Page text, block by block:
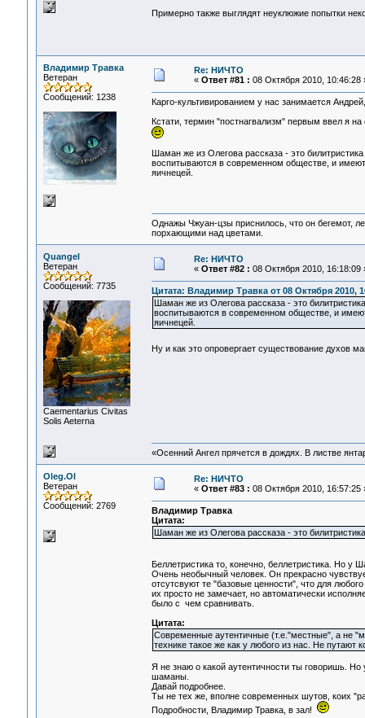
Примерно также выглядят неуклюжие попытки
Владимир Травка
Ветеран
Сообщений: 1238
Re: НИЧТО
« Ответ #81 : 08 Октября 2010, 10:46:28
Карго-культивированием у нас занимается
Кстати, термин "постнагвализм" первым ввел я
Шаман же из Олегова рассказа - это
воспитываются в современном обществе, и имеют
яичнецей.
Однажы Чжуан-цзы приснилось, что он бегемот,
порхающими над цветами.
Quangel
Ветеран
Сообщений: 7735
Сaementarius Civitas
Solis Aeterna
Re: НИЧТО
« Ответ #82 : 08 Октября 2010, 16:18:09
Цитата: Владимир Травка от 08 Октября 2010,
Шаман же из Олегова рассказа - это
воспитываются в современном обществе, и
яичнецей.
Ну и как это опровергает существование духов
«Осенний Ангел прячется в дождях. В листве
Oleg.Ol
Ветеран
Сообщений: 2769
Re: НИЧТО
« Ответ #83 : 08 Октября 2010, 16:57:25
Владимир Травка
Цитата:
Шаман же из Олегова рассказа - это
Беллетристика то, конечно, беллетристика. Но у
Очень необычный человек. Он прекрасно
отсутсвуют те "базовые ценности", что для
их просто не замечает, но автоматически
было с чем сравнивать.
Цитата:
Современные аутентичные (т.е."местные", а не
технике такое же как у любого из нас. Не путают
Я не знаю о какой аутентичности ты говоришь.
шаманы.
Давай подробнее.
Ты не тех же, вполне современных шутов, коих
Подробности, Владимир Травка, в зал!